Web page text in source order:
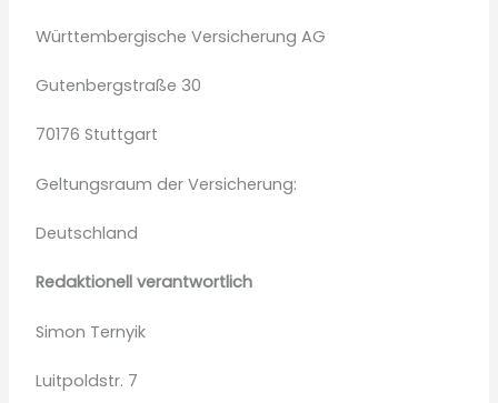
Württembergische Versicherung AG
Gutenbergstraße 30
70176 Stuttgart
Geltungsraum der Versicherung:
Deutschland
Redaktionell verantwortlich
Simon Ternyik
Luitpoldstr. 7